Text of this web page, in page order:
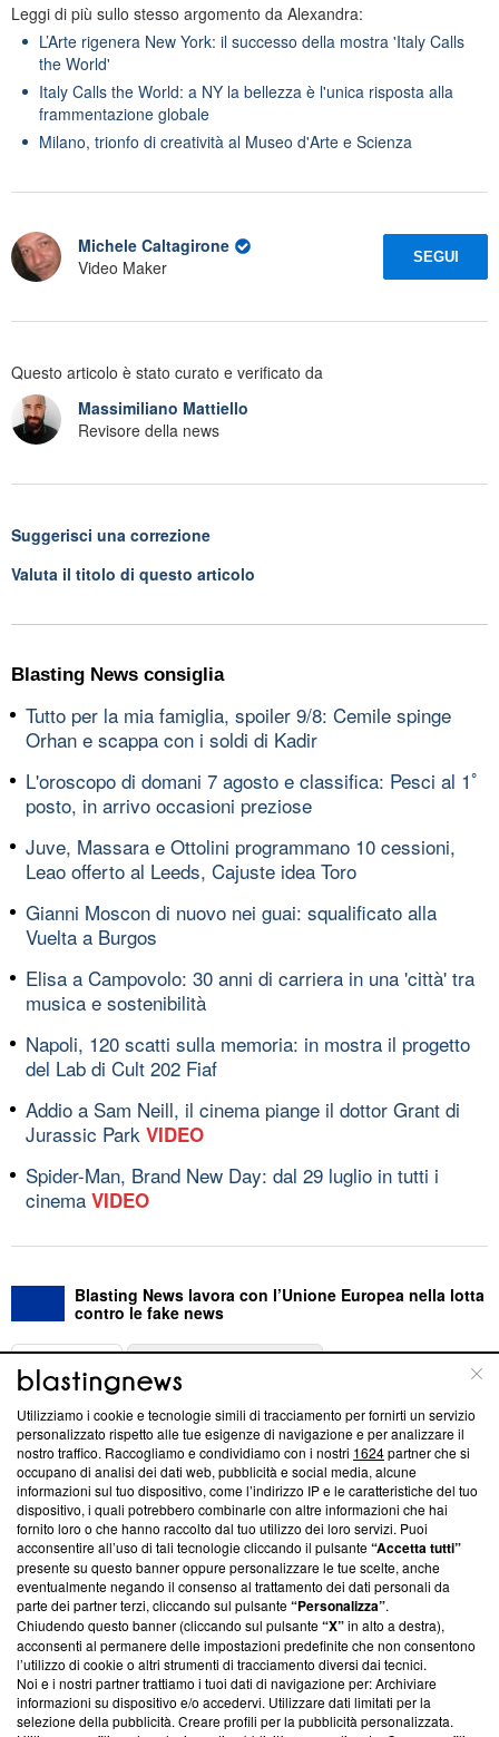
Leggi di più sullo stesso argomento da Alexandra:
L’Arte rigenera New York: il successo della mostra 'Italy Calls
the World'
Italy Calls the World: a NY la bellezza è l'unica risposta alla
frammentazione globale
Milano, trionfo di creatività al Museo d'Arte e Scienza
Michele Caltagirone
Video Maker
SEGUI
Questo articolo è stato curato e verificato da
Massimiliano Mattiello
Revisore della news
Suggerisci una correzione
Valuta il titolo di questo articolo
Blasting News consiglia
Tutto per la mia famiglia, spoiler 9/8: Cemile spinge
Orhan e scappa con i soldi di Kadir
L'oroscopo di domani 7 agosto e classifica: Pesci al 1ﾟ
posto, in arrivo occasioni preziose
Juve, Massara e Ottolini programmano 10 cessioni,
Leao offerto al Leeds, Cajuste idea Toro
Gianni Moscon di nuovo nei guai: squalificato alla
Vuelta a Burgos
Elisa a Campovolo: 30 anni di carriera in una 'città' tra
musica e sostenibilità
Napoli, 120 scatti sulla memoria: in mostra il progetto
del Lab di Cult 202 Fiaf
Addio a Sam Neill, il cinema piange il dottor Grant di
Jurassic Park VIDEO
Spider-Man, Brand New Day: dal 29 luglio in tutti i
cinema VIDEO
Blasting News lavora con l’Unione Europea nella lotta
contro le fake news
ABOUT
Questa sezione offre informazioni trasparenti su Blasting
News, sui nostri processi editoriali e su come ci impegniamo a
creare news di qualità. Inoltre, afferma la nostra aderenza a
‘Trust Project - News with Integrity’Blasting News non è
ancora membro del programma, ma ha richiesto di farne
parte; Trust Project non ha ancora effettuato una verifica di
conformità agli standard.
Su di noi
Team editoriale
Corporate
Redazione
Utilizziamo i cookie e tecnologie simili di tracciamento per fornirti un servizio
personalizzato rispetto alle tue esigenze di navigazione e per analizzare il
nostro traffico. Raccogliamo e condividiamo con i nostri 1624partner che si
occupano di analisi dei dati web, pubblicità e social media, alcune
informazioni sul tuo dispositivo, come l’indirizzo IP e le caratteristiche del tuo
dispositivo, i quali potrebbero combinarle con altre informazioni che hai
fornito loro o che hanno raccolto dal tuo utilizzo dei loro servizi. Puoi
acconsentire all’uso di tali tecnologie cliccando il pulsante“Accetta tutti”
presente su questo banner oppure personalizzare le tue scelte, anche
eventualmente negando il consenso al trattamento dei dati personali da
parte dei partner terzi, cliccando sul pulsante“Personalizza”.
Chiudendo questo banner (cliccando sul pulsante“X”in alto a destra),
acconsenti al permanere delle impostazioni predefinite che non consentono
l’utilizzo di cookie o altri strumenti di tracciamento diversi dai tecnici.
Noi e i nostri partner trattiamo i tuoi dati di navigazione per: Archiviare
informazioni su dispositivo e/o accedervi. Utilizzare dati limitati per la
selezione della pubblicità. Creare profili per la pubblicità personalizzata.